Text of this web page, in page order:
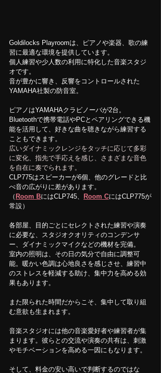
Goldilocks Playroomは、ピアノや楽器、歌の練
習に最適な環境を提供しています。
個人練習や少人数の利用に特化した音楽スタジ
オです。
音が豊かに響き、反響をコントロールされた
YAMAHA社製の防音室。
ピアノはYAMAHAクラビノーバが2台。
Bluetoothで携帯電話やPCとペアリングできる機
能を活用して、好きな曲を聴きながら練習する
こともできます。
広いダイナミックレンジをタッチに応じて多彩
に変化、指先で手応えを感じ、さまざまな音色
を自在に奏でられます。
CLP775はスピーカーが6個、他のグレードと比
べ音の広がりに差があります。
（ Room BにはCLP745、 Room CにはCLP775が
常設）
各部屋、目的ごとにセレクトされた練習や演奏
に必要な、スタジオクオリティのコンデンサ
ー、ダイナミックマイクなどの機材を完備。
室内の照明は、その日の気分で自由に調整可
能。暖かい色調は心地良さを感じさせ、練習中
のストレスを軽減する助け、集中力を高める効
果もあります。
また限られた時間だからこそ、集中して取り組
む意欲も生まれます。
音楽スタジオには他の音楽愛好者や練習者が集
まります。彼らとの交流や演奏の共有は、刺激
やモチベーションを高める一因にもなります。
そして、料金の安い高いで判断するのではな